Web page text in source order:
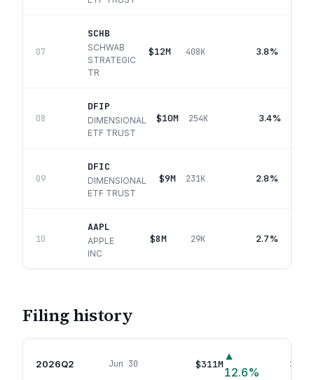
07
SCHB
SCHWAB
STRATEGIC
TR
$12M 408K 3.8%
08
DFIP
DIMENSIONAL
ETF TRUST
$10M 254K 3.4%
09
DFIC
DIMENSIONAL
ETF TRUST
$9M 231K 2.8%
10
AAPL
APPLE
INC
$8M 29K 2.7%
Filing history
2026Q2 Jun 30 $311M
▲
12.6%
204